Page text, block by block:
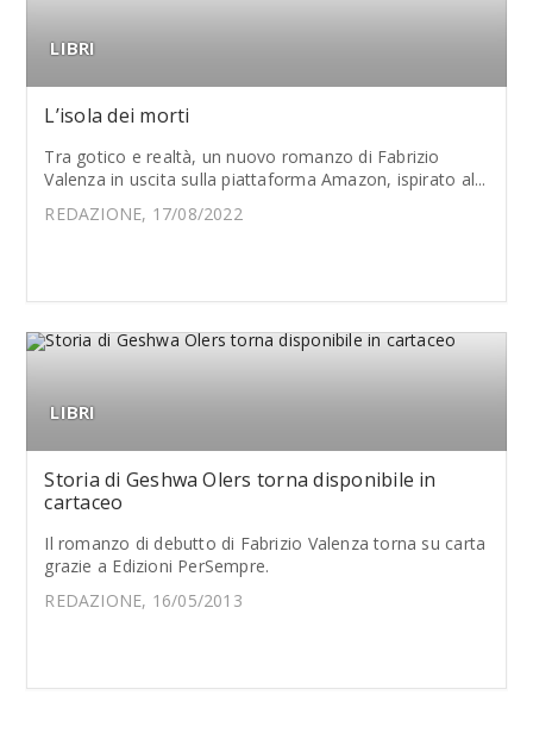
LIBRI
L’isola dei morti
Tra gotico e realtà, un nuovo romanzo di Fabrizio
Valenza in uscita sulla piattaforma Amazon, ispirato al...
REDAZIONE, 17/08/2022
LIBRI
Storia di Geshwa Olers torna disponibile in
cartaceo
Il romanzo di debutto di Fabrizio Valenza torna su carta
grazie a Edizioni PerSempre.
REDAZIONE, 16/05/2013